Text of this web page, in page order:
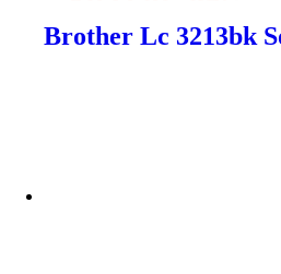
Brother Lc 3213bk